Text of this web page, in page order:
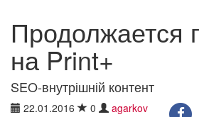
Продолжается
на Print+
SEO-внутрішній контент
22.01.2016 0 agarkov